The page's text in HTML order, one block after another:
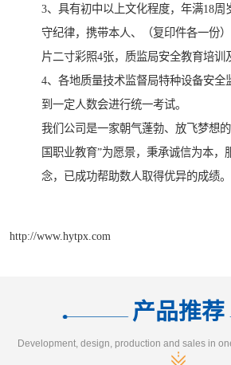
3、具有初中以上文化程度，年满18周
守纪律，携带本人、（复印件各一份
片二寸彩照4张，质监局安全教育培训
4、各地质量技术监督局特种设备安全
到一定人数会进行统一考试。
我们公司是一家朝气蓬勃、放飞梦想
国职业教育”为愿景，秉承诚信为本，
念，已成功帮助数人取得优异的成绩。
http://www.hytpx.com
产品推荐